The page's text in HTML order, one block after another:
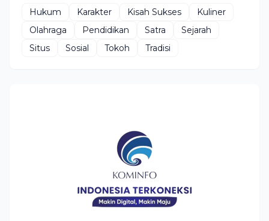
Hukum Karakter Kisah Sukses
Kuliner
Olahraga
Pendidikan Satra
Sejarah
Situs
Sosial Tokoh Tradisi